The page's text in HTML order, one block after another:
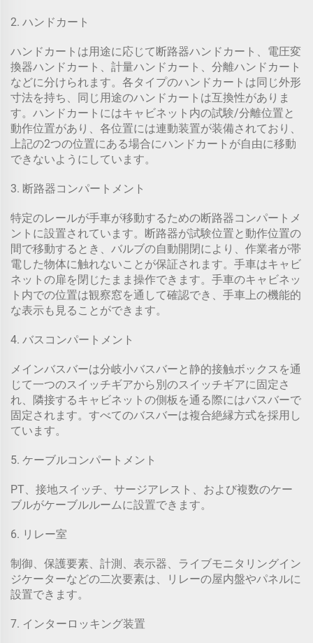
2. ハンドカート
ハンドカートは用途に応じて断路器ハンドカート、電圧変
換器ハンドカート、計量ハンドカート、分離ハンドカート
などに分けられます。各タイプのハンドカートは同じ外形
寸法を持ち、同じ用途のハンドカートは互換性がありま
す。ハンドカートにはキャビネット内の試験/分離位置と
動作位置があり、各位置には連動装置が装備されており、
上記の2つの位置にある場合にハンドカートが自由に移動
できないようにしています。
3. 断路器コンパートメント
特定のレールが手車が移動するための断路器コンパートメ
ントに設置されています。断路器が試験位置と動作位置の
間で移動するとき、バルブの自動開閉により、作業者が帯
電した物体に触れないことが保証されます。手車はキャビ
ネットの扉を閉じたまま操作できます。手車のキャビネッ
ト内での位置は観察窓を通して確認でき、手車上の機能的
な表示も見ることができます。
4. バスコンパートメント
メインバスバーは分岐小バスバーと静的接触ボックスを通
じて一つのスイッチギアから別のスイッチギアに固定さ
れ、隣接するキャビネットの側板を通る際にはバスバーで
固定されます。すべてのバスバーは複合絶縁方式を採用し
ています。
5. ケーブルコンパートメント
PT、接地スイッチ、サージアレスト、および複数のケー
ブルがケーブルルームに設置できます。
6. リレー室
制御、保護要素、計測、表示器、ライブモニタリングイン
ジケーターなどの二次要素は、リレーの屋内盤やパネルに
設置できます。
7. インターロッキング装置